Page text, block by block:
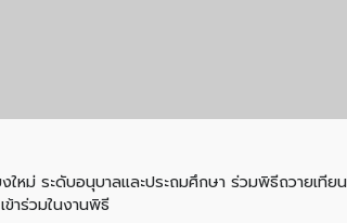
ใหม่ ระดับอนุบาลและประถมศึกษา ร่วมพิธีถวายเ
าร่วมในงานพิธี